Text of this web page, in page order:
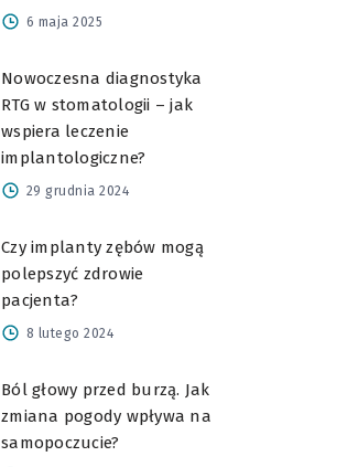
6 maja 2025
Nowoczesna diagnostyka
RTG w stomatologii – jak
wspiera leczenie
implantologiczne?
29 grudnia 2024
Czy implanty zębów mogą
polepszyć zdrowie
pacjenta?
8 lutego 2024
Ból głowy przed burzą. Jak
zmiana pogody wpływa na
samopoczucie?